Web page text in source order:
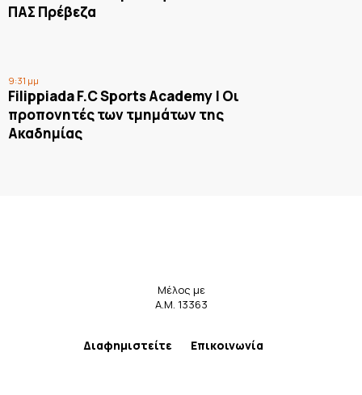
ΠΑΣ Πρέβεζα
9:31 μμ
Filippiada F.C Sports Academy | Οι
προπονητές των τμημάτων της
Ακαδημίας
Μέλος με
Α.Μ. 13363
Διαφημιστείτε Επικοινωνία